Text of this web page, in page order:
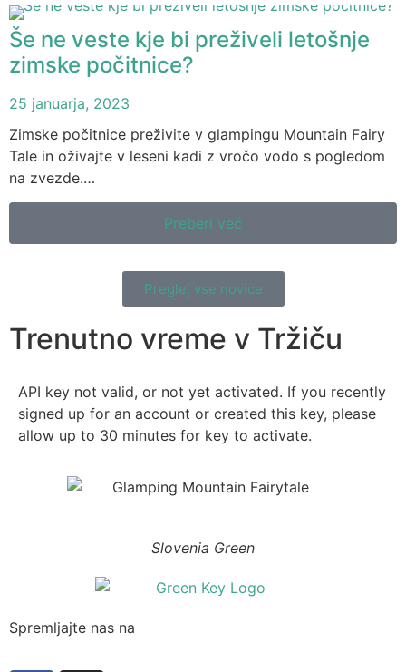
Še ne veste kje bi preživeli letošnje
zimske počitnice?
25 januarja, 2023
Zimske počitnice preživite v glampingu Mountain Fairy
Tale in oživajte v leseni kadi z vročo vodo s pogledom
na zvezde.…
Preberi več
Preglej vse novice
Trenutno vreme v Tržiču
API key not valid, or not yet activated. If you recently
signed up for an account or created this key, please
allow up to 30 minutes for key to activate.
Slovenia Green
Spremljajte nas na